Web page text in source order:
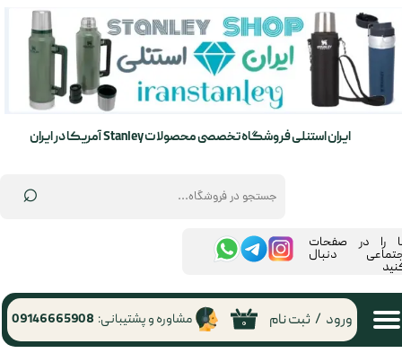
⌕
ایران استنلی فروشگاه تخصصی محصولات Stanley آمریکا در ایران
۰ ورود / ثبت نام
حساب کاربری من
تغییر گذر واژه
مشاوره و پشتیبانی: 09146665908
را در صفحات
دنبال